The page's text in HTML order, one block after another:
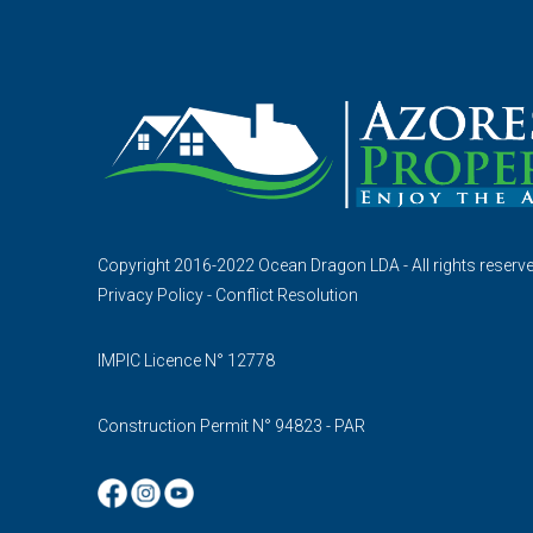
Copyright 2016-2022 Ocean Dragon LDA - All rights
Privacy Policy- Conflict Resolution
IMPIC Licence N° 12778
Construction Permit N° 94823 - PAR